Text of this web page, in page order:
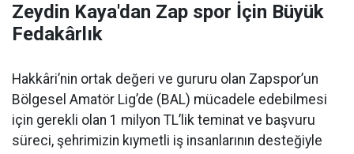
Zeydin Kaya'dan Zap spor İçin Büyük
Fedakârlık
Hakkâri’nin ortak değeri ve gururu olan Zapspor’un
Bölgesel Amatör Lig’de (BAL) mücadele edebilmesi
için gerekli olan 1 milyon TL’lik teminat ve başvuru
süreci, şehrimizin kıymetli iş insanlarının desteğiyle